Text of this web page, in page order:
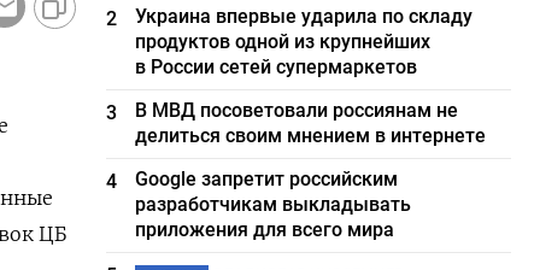
ЦБ
2
Украина впервые ударила по складу
продуктов одной из крупнейших
в России сетей супермаркетов
3
В МВД посоветовали россиянам не
делиться своим мнением в интернете
4
Google запретит российским
разработчикам выкладывать
приложения для всего мира